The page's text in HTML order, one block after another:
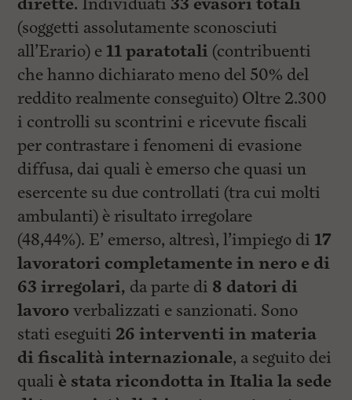
(soggetti assolutamente sconosciuti
all’Erario) e 11 paratotali (contribuenti
che hanno dichiarato meno del 50% del
reddito realmente conseguito) Oltre 2.300
i controlli su scontrini e ricevute fiscali
per contrastare i fenomeni di evasione
diffusa, dai quali è emerso che quasi un
esercente su due controllati (tra cui molti
ambulanti) è risultato irregolare
(48,44%). E’ emerso, altresì, l’impiego di 17
lavoratori completamente in nero e di
63 irregolari, daparte di 8 datori di
lavoroverbalizzati e sanzionati. Sono
stati eseguiti 26 interventi in materia
difiscalità internazionale, a seguito dei
quali è stata ricondotta in Italia la sede